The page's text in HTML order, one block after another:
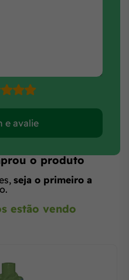
e avalie
o produto
seja o primeiro a
estão vendo